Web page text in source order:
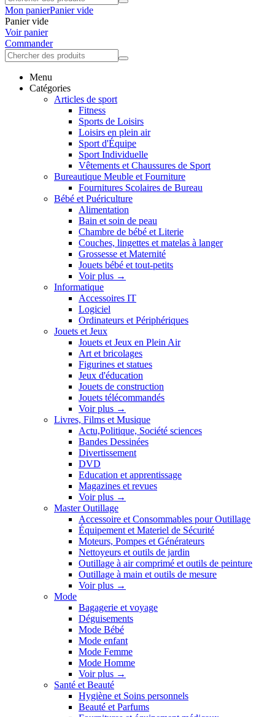
Mon panierPanier vide
Panier vide
Voir panier
Commander
Menu
Catégories
Articles de sport
Fitness
Sports de Loisirs
Loisirs en plein air
Sport d'Équipe
Sport Individuelle
Vêtements et Chaussures de Sport
Bureautique Meuble et Fourniture
Fournitures Scolaires de Bureau
Bébé et Puériculture
Alimentation
Bain et soin de peau
Chambre de bébé et Literie
Couches, lingettes et matelas à langer
Grossesse et Maternité
Jouets bébé et tout-petits
Voir plus →
Informatique
Accessoires IT
Logiciel
Ordinateurs et Périphériques
Jouets et Jeux
Jouets et Jeux en Plein Air
Art et bricolages
Figurines et statues
Jeux d'éducation
Jouets de construction
Jouets télécommandés
Voir plus →
Livres, Films et Musique
Actu,Politique, Société sciences
Bandes Dessinées
Divertissement
DVD
Education et apprentissage
Magazines et revues
Voir plus →
Master Outillage
Accessoire et Consommables pour Outillage
Équipement et Materiel de Sécurité
Moteurs, Pompes et Générateurs
Nettoyeurs et outils de jardin
Outillage à air comprimé et outils de peinture
Outillage à main et outils de mesure
Voir plus →
Mode
Bagagerie et voyage
Déguisements
Mode Bébé
Mode enfant
Mode Femme
Mode Homme
Voir plus →
Santé et Beauté
Hygiène et Soins personnels
Beauté et Parfums